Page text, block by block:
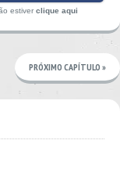
estiver clique aqui
PRÓXIMO CAPÍTULO »